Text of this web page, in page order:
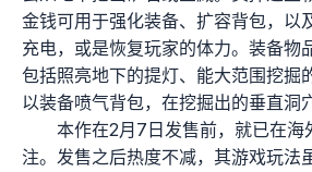
金钱可用于强化装备、扩容背包，以
充电，或是恢复玩家的体力。装备物
包括照亮地下的提灯、能大范围挖掘
以装备喷气背包，在挖掘出的垂直洞
本作在2月7日发售前，就已在海
注。发售之后热度不减，其游戏玩